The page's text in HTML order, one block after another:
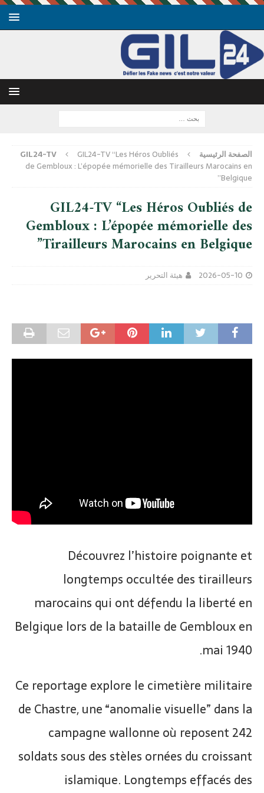
الصفحة الرئيسية GIL24-TV
GIL24-TV “Les Héros Oubliés
de Gembloux : L’épopée mémorielle des Tirailleurs Marocains en
Belgique”
GIL24-TV “Les Héros Oubliés de
Gembloux : L’épopée mémorielle des
Tirailleurs Marocains en Belgique”
2026-05-10 هيئة التحرير
Découvrez l’histoire poignante et
longtemps occultée des tirailleurs
marocains qui ont défendu la liberté en
Belgique lors de la bataille de Gembloux en
mai 1940.
Ce reportage explore le cimetière militaire
de Chastre, une “anomalie visuelle” dans la
campagne wallonne où reposent 242
soldats sous des stèles ornées du croissant
islamique. Longtemps effacés des